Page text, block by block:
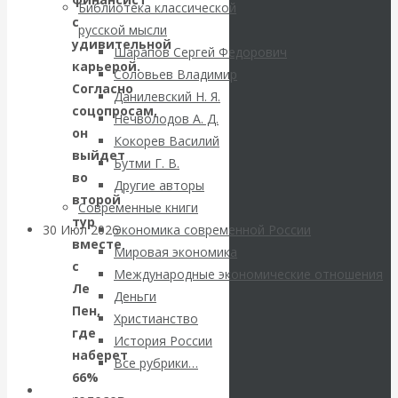
Библиотека классической
русской мысли
Шарапов Сергей Федорович
Соловьев Владимир
Данилевский Н. Я.
Нечволодов А. Д.
Кокорев Василий
Бутми Г. В.
Другие авторы
Современные книги
Экономика современной России
Мировая экономика
Международные экономические отношения
Деньги
Христианство
История России
Все рубрики…
ВАлентин
Катасонов.
Саммит НАТО в
Турции: Drang
nach Osten
30 Июл 2026Банки
Валентин
Катасонов. Кто
определяет
с
удивительной
карьерой.
Согласно
соцопросам,
он
выйдет
во
второй
тур
вместе
с
Ле
Пен,
где
наберет
66%